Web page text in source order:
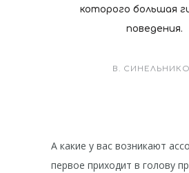
которого большая
поведения.
В.
А какие у вас возникают
первое приходит в голову